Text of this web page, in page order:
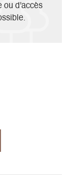
Présents
réveille en
ou d'accès